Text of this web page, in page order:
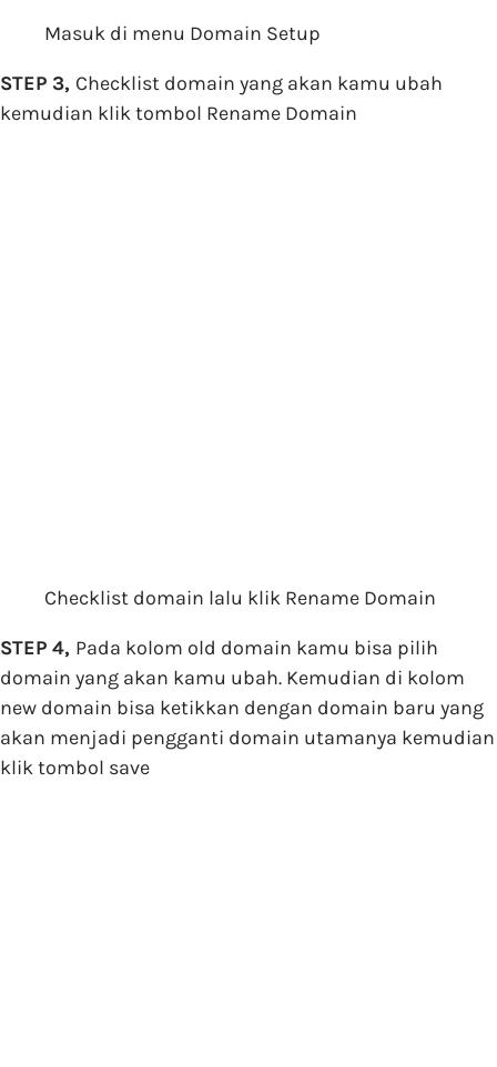
Masuk di menu Domain Setup
STEP 3, Checklist domain yang akan kamu ubah
kemudian klik tombol Rename Domain
Checklist domain lalu klik Rename Domain
STEP 4, Pada kolom old domain kamu bisa pilih
domain yang akan kamu ubah. Kemudian di kolom
new domain bisa ketikkan dengan domain baru yang
akan menjadi pengganti domain utamanya kemudian
klik tombol save